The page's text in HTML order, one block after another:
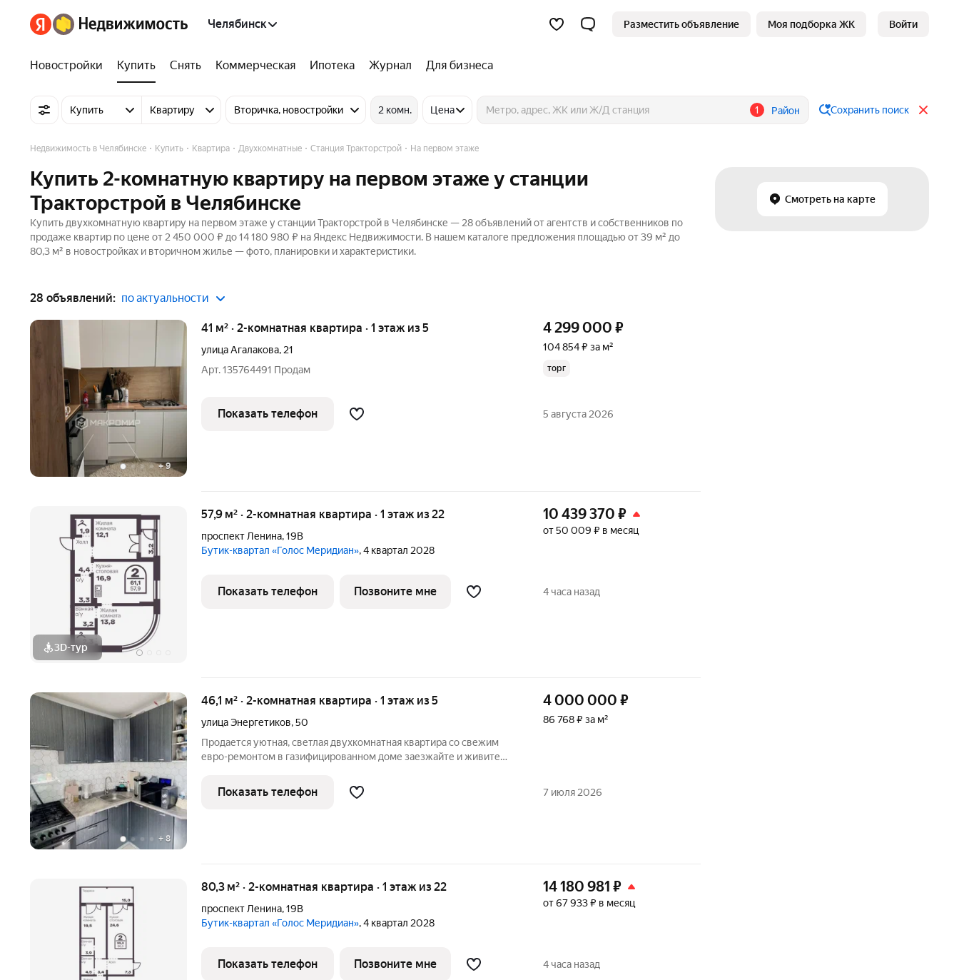
Челябинск Разместить объявление Моя подборка ЖК Войти
Новостройки Купить Снять Коммерческая Ипотека Журнал Для бизнеса
Купить Квартиру Вторичка, новостройки 2 комн. Цена 1 Район Сохранить поиск
Смотреть на карте
Недвижимость в Челябинске Купить Квартира Двухкомнатные Станция Тракторстрой На первом этаже
Купить 2-комнатную квартиру на первом этаже у станции
Тракторстрой в Челябинске
Купить двухкомнатную квартиру на первом этаже у станции Тракторстрой в Челябинске — 28 объявлений от агентств и собственников по
продаже квартир по цене от 2 450 000 ₽ до 14 180 980 ₽ на Яндекс Недвижимости. В нашем каталоге предложения площадью от 39 м² до
80,3 м² в новостройках и вторичном жилье — фото, планировки и характеристики.
28 объявлений: по актуальности
+9
41 м² · 2-комнатная квартира · 1 этаж из 5
улица Агалакова, 21
Арт. 135764491 Продам
4 299 000 ₽
104 854 ₽ за м²
торг
Показать телефон 5 августа 2026
3D-тур
57,9 м² · 2-комнатная квартира · 1 этаж из 22
проспект Ленина,19В
Бутик-квартал «Голос Меридиан», 4 квартал 2028
10 439 370 ₽
от 50 009 ₽ в месяц
Показать телефон Позвоните мне 4 часа назад
+ 8
46,1 м² · 2-комнатная квартира · 1 этаж из 5
улица Энергетиков,50
Продается уютная, светлая двухкомнатная квартира со свежим
евро-ремонтом в газифицированном доме заезжайте и живите
комфорт, приватность и не хочет тратить месяцы на ремонт. В
квартире уже
4 000 000 ₽
86 768 ₽ за м²
Показать телефон 7 июля 2026
80,3 м² · 2-комнатная квартира · 1 этаж из 22
проспект Ленина,19В
Бутик-квартал «Голос Меридиан», 4 квартал 2028
14 180 981 ₽
от 67 933 ₽ в месяц
Показать телефон Позвоните мне 4 часа назад